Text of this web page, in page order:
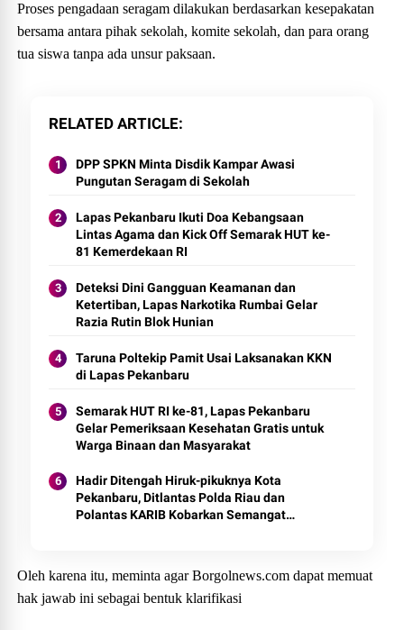
Proses pengadaan seragam dilakukan berdasarkan kesepakatan
bersama antara pihak sekolah, komite sekolah, dan para orang
tua siswa tanpa ada unsur paksaan.
RELATED ARTICLE
DPP SPKN Minta Disdik Kampar Awasi
Pungutan Seragam di Sekolah
Lapas Pekanbaru Ikuti Doa Kebangsaan
Lintas Agama dan Kick Off Semarak HUT ke-
81 Kemerdekaan RI
Deteksi Dini Gangguan Keamanan dan
Ketertiban, Lapas Narkotika Rumbai Gelar
Razia Rutin Blok Hunian
Taruna Poltekip Pamit Usai Laksanakan KKN
di Lapas Pekanbaru
Semarak HUT RI ke-81, Lapas Pekanbaru
Gelar Pemeriksaan Kesehatan Gratis untuk
Warga Binaan dan Masyarakat
Hadir Ditengah Hiruk-pikuknya Kota
Pekanbaru, Ditlantas Polda Riau dan
Polantas KARIB Kobarkan Semangat
Oleh karena itu, meminta agar Borgolnews.com dapat memuat
hak jawab ini sebagai bentuk klarifikasi